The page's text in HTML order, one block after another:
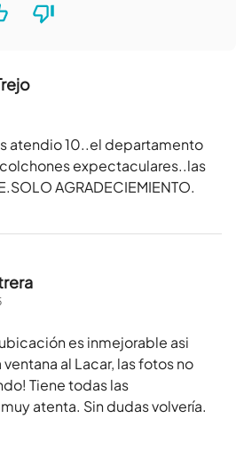
atendio 10..el departamento
expectaculares..las
AGRADECIEMIENTO.
es inmejorable asi
al Lacar, las fotos no
Tiene todas las
atenta. Sin dudas volvería.